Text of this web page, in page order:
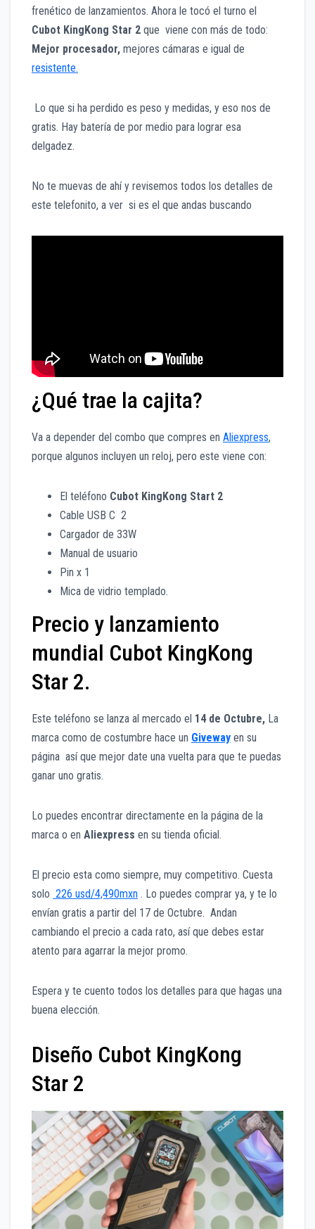
frenético de lanzamientos. Ahora le tocó el turno el
Cubot KingKong Star 2 que viene con más de todo:
Mejor procesador, mejores cámaras e igual de
resistente.
Lo que si ha perdido es peso y medidas, y eso nos de
gratis. Hay batería de por medio para lograr esa
delgadez.
No te muevas de ahí y revisemos todos los detalles de
este telefonito, a ver si es el que andas buscando
¿Qué trae la cajita?
Va a depender del combo que compres en Aliexpress,
porque algunos incluyen un reloj, pero este viene con:
El teléfono Cubot KingKong Start 2
Cable USB C 2
Cargador de 33W
Manual de usuario
Pin x 1
Mica de vidrio templado.
Precio y lanzamiento
mundial Cubot KingKong
Star 2.
Este teléfono se lanza al mercado el 14 de Octubre, La
marca como de costumbre hace un Giveway en su
página así que mejor date una vuelta para que te puedas
ganar uno gratis.
Lo puedes encontrar directamente en la página de la
marca o en Aliexpress en su tienda oficial.
El precio esta como siempre, muy competitivo. Cuesta
solo 226 usd/4,490mxn . Lo puedes comprar ya, y te lo
envían gratis a partir del 17 de Octubre. Andan
cambiando el precio a cada rato, así que debes estar
atento para agarrar la mejor promo.
Espera y te cuento todos los detalles para que hagas una
buena elección.
Diseño Cubot KingKong
Star 2